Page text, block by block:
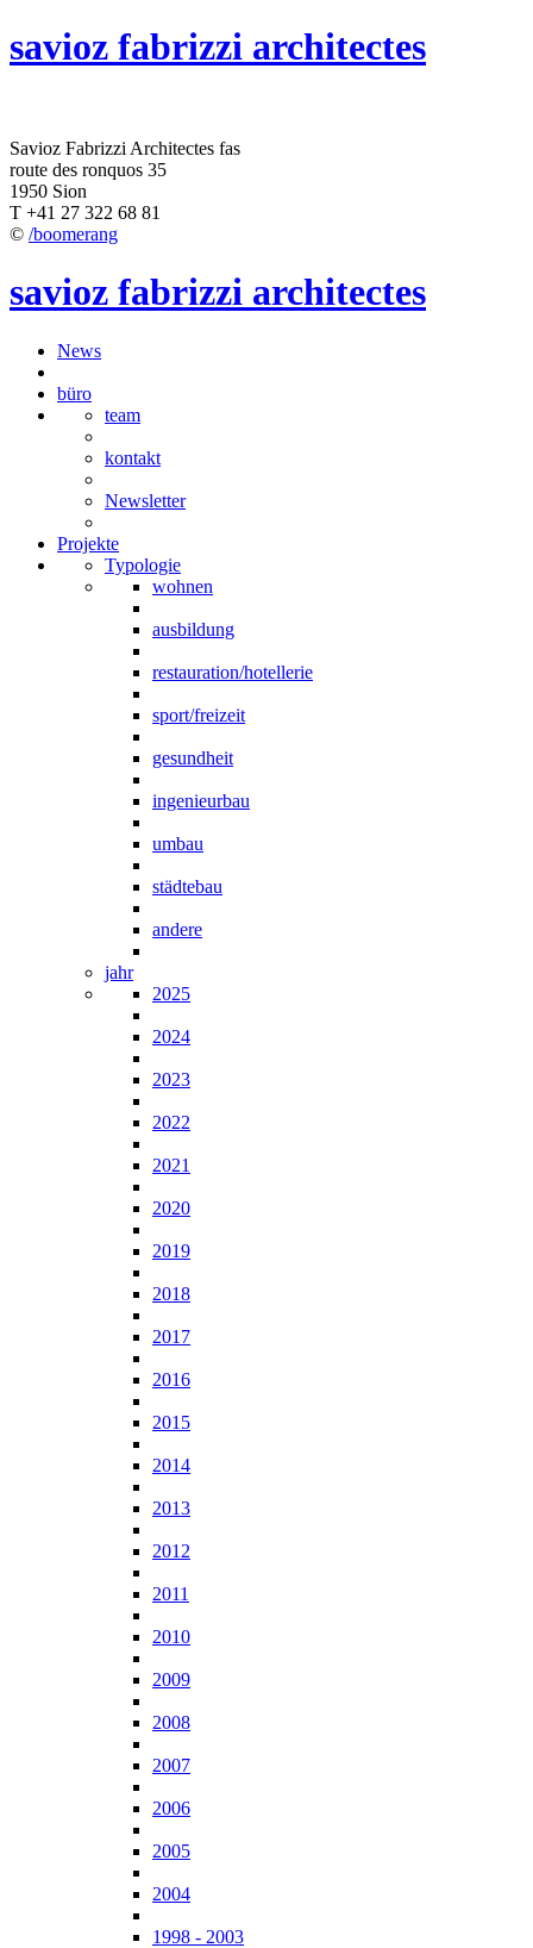
savioz fabrizzi architectes
Savioz Fabrizzi Architectes fas
route des ronquos 35
1950 Sion
T +41 27 322 68 81
© /boomerang
savioz fabrizzi architectes
News
büro
team
kontakt
Newsletter
Projekte
Typologie
wohnen
ausbildung
restauration/hotellerie
sport/freizeit
gesundheit
ingenieurbau
umbau
städtebau
andere
jahr
2025
2024
2023
2022
2021
2020
2019
2018
2017
2016
2015
2014
2013
2012
2011
2010
2009
2008
2007
2006
2005
2004
1998 - 2003